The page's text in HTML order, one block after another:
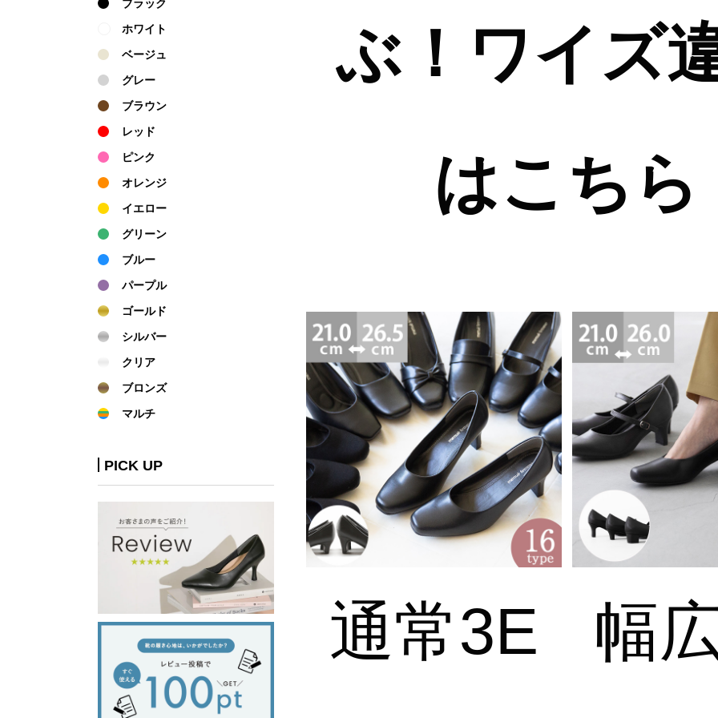
ブラック
ホワイト
ベージュ
グレー
ブラウン
レッド
ピンク
オレンジ
イエロー
グリーン
ブルー
パープル
ゴールド
シルバー
クリア
ブロンズ
マルチ
PICK UP
ぶ！ワイズ
はこちら
通常3E 幅